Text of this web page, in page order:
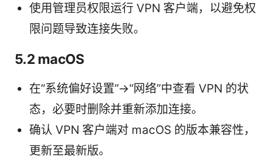
使用管理员权限运行 VPN 客户端，以避免权
限问题导致连接失败。
5.2 macOS
在“系统偏好设置”→“网络”中查看 VPN 的状
态，必要时删除并重新添加连接。
确认 VPN 客户端对 macOS 的版本兼容性，
更新至最新版。